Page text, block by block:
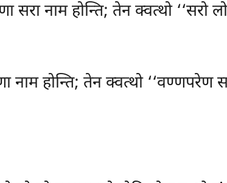
सरा नाम होन्ति; तेन क्वत्थो ‘‘सरो
नाम होन्ति; तेन क्वत्थो ‘‘वण्णपरेण